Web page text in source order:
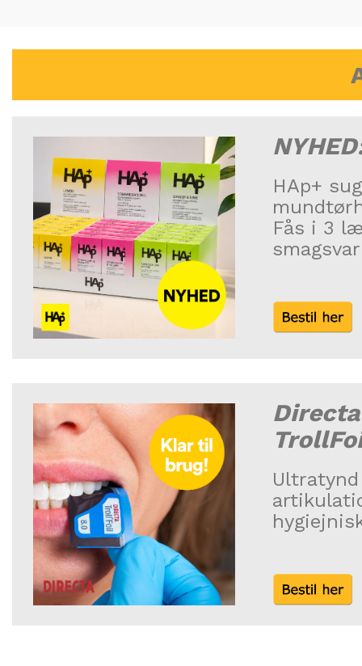
HAp+
Fås i 3
Directa